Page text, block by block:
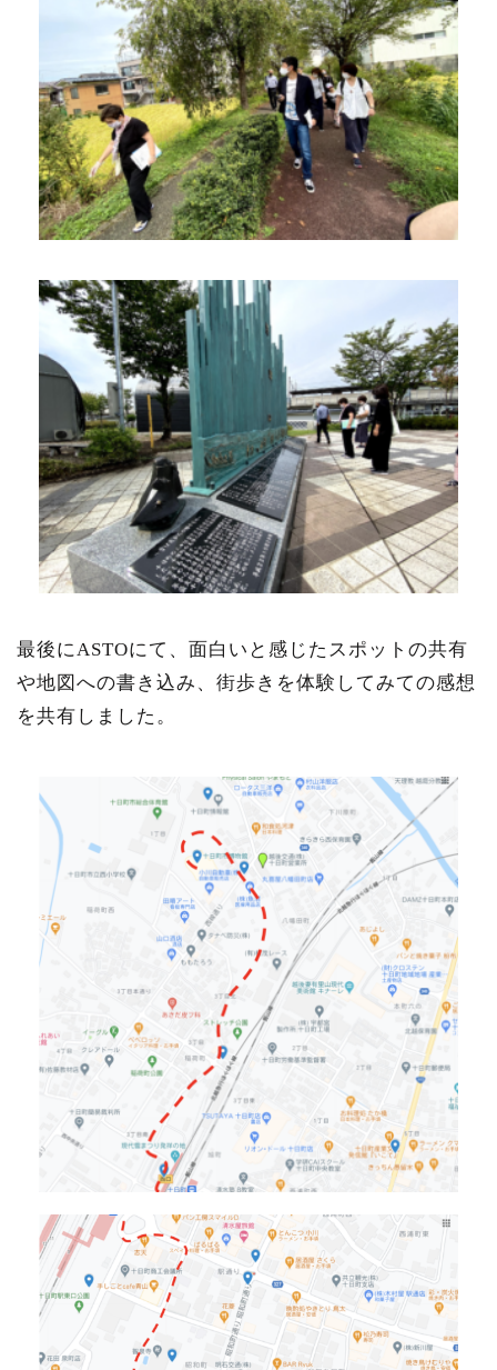
最後にASTOにて、面白いと感じたスポットの共有
や地図への書き込み、街歩きを体験してみての感想
を共有しました。